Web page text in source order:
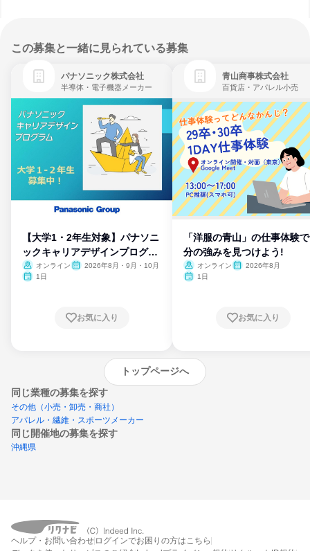
この募集と一緒に見られている募集
パナソニック株式会社
半導体・電子機器メーカー
【大学1・2年生対象】パナソニ
ックキャリアデザインプログラ
ム
オンライン
2026年8月・9月・10月
1日
お気に入り
青山商事株式会社
百貨店・アパレル小売
「洋服の青山」の仕事体験
分の強みを見つけよう!
オンライン
2026年8月
1日
お気に入り
トップページへ
同じ業種の募集を探す
その他（小売・卸売・商社）
アパレル・繊維・スポーツメーカー
同じ開催地の募集を探す
沖縄県
エントリーするとプログラムの詳細案内を
受け取れるようになります
ヘルプ・お問い合わせ ログインでお困りの方はこちら